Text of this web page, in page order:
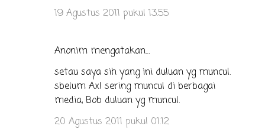
19 Agustus 2011 pukul 13.55
Anonim mengatakan…
setau saya sih yang ini duluan yg muncul.
sbelum Axl sering muncul di berbagai
media, Bob duluan yg muncul.
20 Agustus 2011 pukul 01.12